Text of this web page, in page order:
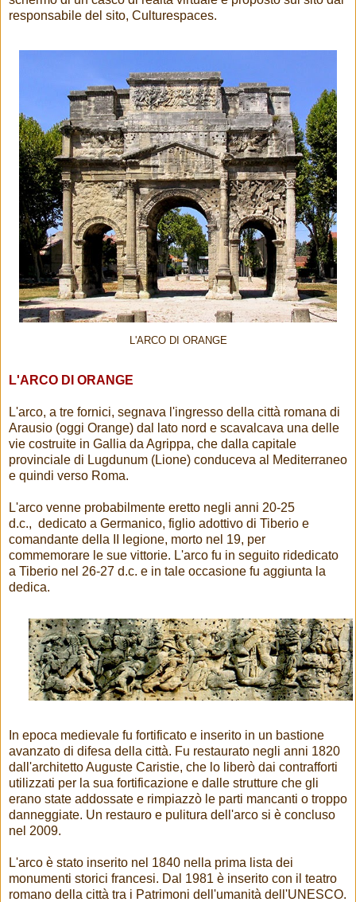
responsabile del sito, Culturespaces.
L'ARCO DI ORANGE
L'ARCO DI ORANGE
L'arco, a tre fornici, segnava l'ingresso della città romana di
Arausio (oggi Orange) dal lato nord e scavalcava una delle
vie costruite in Gallia da Agrippa, che dalla capitale
provinciale di Lugdunum (Lione) conduceva al Mediterraneo
e quindi verso Roma.
L'arco venne probabilmente eretto negli anni 20-25
d.c., dedicato a Germanico, figlio adottivo di Tiberio e
comandante della II legione, morto nel 19, per
commemorare le sue vittorie. L'arco fu in seguito ridedicato
a Tiberio nel 26-27 d.c. e in tale occasione fu aggiunta la
dedica.
In epoca medievale fu fortificato e inserito in un bastione
avanzato di difesa della città. Fu restaurato negli anni 1820
dall'architetto Auguste Caristie, che lo liberò dai contrafforti
utilizzati per la sua fortificazione e dalle strutture che gli
erano state addossate e rimpiazzò le parti mancanti o troppo
danneggiate. Un restauro e pulitura dell'arco si è concluso
nel 2009.
L'arco è stato inserito nel 1840 nella prima lista dei
monumenti storici francesi. Dal 1981 è inserito con il teatro
romano della città tra i Patrimoni dell'umanità dell'UNESCO.